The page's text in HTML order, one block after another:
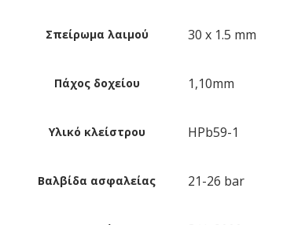
Σπείρωμα λαιμού 30 x 1.5 mm
Πάχος δοχείου 1,10mm
Υλικό κλείστρου HPb59-1
Βαλβίδα ασφαλείας 21-26 bar